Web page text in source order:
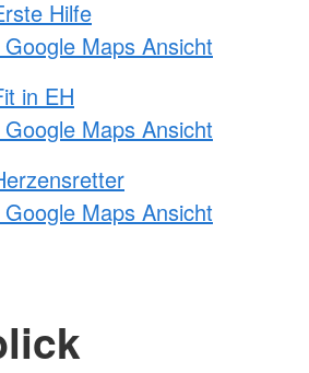
Hilfe
Maps Ansicht
in EH
Maps Ansicht
Maps Ansicht